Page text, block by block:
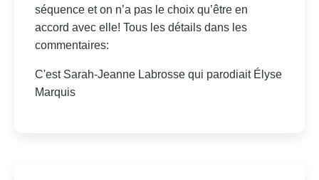
séquence et on n’a pas le choix qu’être en
accord avec elle! Tous les détails dans les
commentaires:
C'est Sarah-Jeanne Labrosse qui parodiait Élyse
Marquis